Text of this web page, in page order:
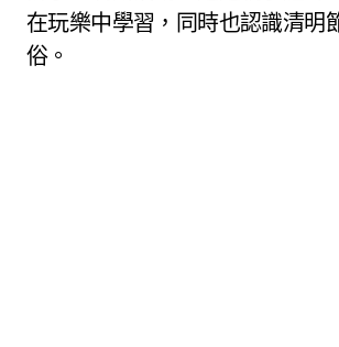
在玩樂中學習，同時也認識清明
俗。